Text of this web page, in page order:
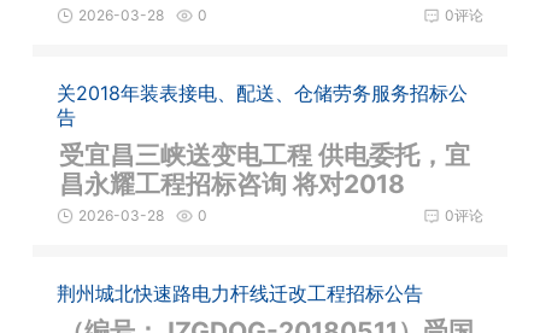
0评论
2026-03-28 0
关2018年装表接电、配送、仓储劳务服务招标公
告
受宜昌三峡送变电工程 供电委托，宜
昌永耀工程招标咨询 将对2018
0评论
2026-03-28 0
荆州城北快速路电力杆线迁改工程招标公告